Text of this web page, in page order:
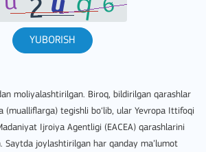
YUBORISH
moliyalashtirilgan. Biroq, bildirilgan qarashlar
tegishli bo‘lib, ular Yevropa Ittifoqi
Ijroiya Agentligi (EACEA) qarashlarini
Saytda joylashtirilgan har qanday ma’lumot